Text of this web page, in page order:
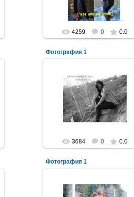
4259 0 0.0
Фотография 1
06.08.2012
Рыжий=^_^=Кот
3684 0 0.0
Фотография 1